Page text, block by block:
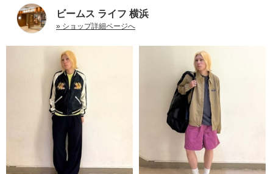
ビームス ライフ 横浜
» ショップ詳細ページへ